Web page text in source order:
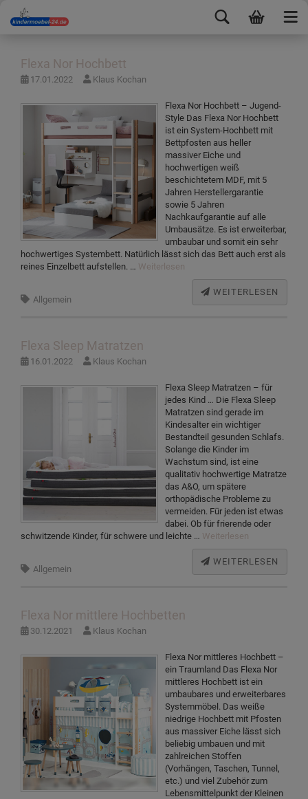
Flexa Nor Hochbett
17.01.2022 Klaus Kochan
Flexa Nor Hochbett – Jugend-
Style Das Flexa Nor Hochbett
ist ein System-Hochbett mit
Bettpfosten aus heller
massiver Eiche und
hochwertigen weiß
beschichtetem MDF, mit 5
Jahren Herstellergarantie
sowie 5 Jahren
Nachkaufgarantie auf alle
Umbausätze. Es ist erweiterbar,
umbaubar und somit ein sehr
hochwertiges Systembett. Natürlich lässt sich das Bett auch erst als
reines Einzelbett aufstellen. … Weiterlesen
WEITERLESEN
Allgemein
Flexa Sleep Matratzen
16.01.2022 Klaus Kochan
Flexa Sleep Matratzen – für
jedes Kind … Die Flexa Sleep
Matratzen sind gerade im
Kindesalter ein wichtiger
Bestandteil gesunden Schlafs.
Solange die Kinder im
Wachstum sind, ist eine
qualitativ hochwertige Matratze
das A&O, um spätere
orthopädische Probleme zu
vermeiden. Für jeden ist etwas
dabei. Ob für frierende oder
schwitzende Kinder, für schwere und leichte … Weiterlesen
WEITERLESEN
Allgemein
Flexa Nor mittlere Hochbetten
30.12.2021 Klaus Kochan
Flexa Nor mittleres Hochbett –
ein Traumland Das Flexa Nor
mittleres Hochbett ist ein
umbaubares und erweiterbares
Systemmöbel. Das weiße
niedrige Hochbett mit Pfosten
aus massiver Eiche lässt sich
beliebig umbauen und mit
zahlreichen Stoffen
(Vorhängen, Taschen, Tunnel,
etc.) und viel Zubehör zum
Lebensmittelpunkt der Kleinen